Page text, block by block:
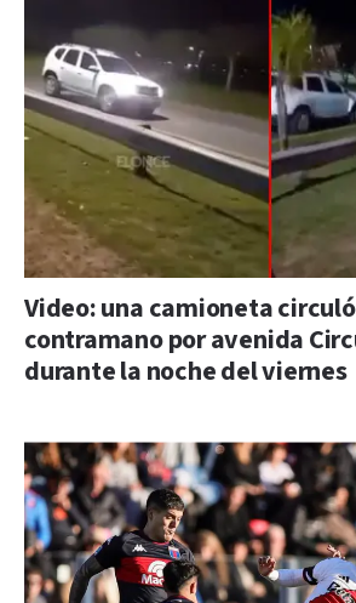
Video: una camioneta
contramano por avenida
durante la noche del viernes